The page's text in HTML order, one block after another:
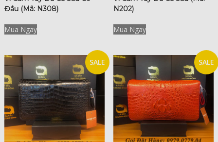
Đầu (Mã: N308)
Mua Ngay
N202)
Mua Ngay
SALE SALE